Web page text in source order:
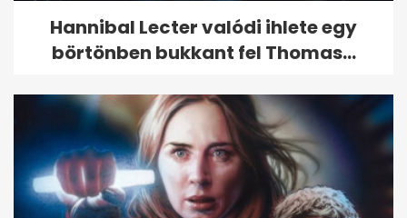
Hannibal Lecter valódi ihlete egy
börtönben bukkant fel Thomas...